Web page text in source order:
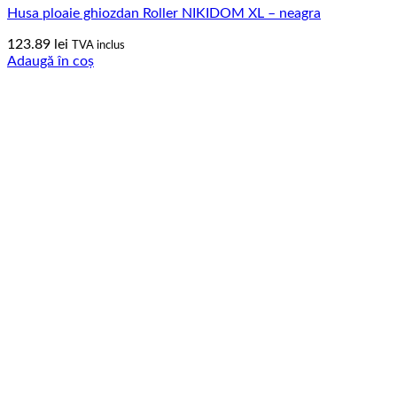
Husa ploaie ghiozdan Roller NIKIDOM XL – neagra
123.89 lei TVA inclus
Adaugă în coș